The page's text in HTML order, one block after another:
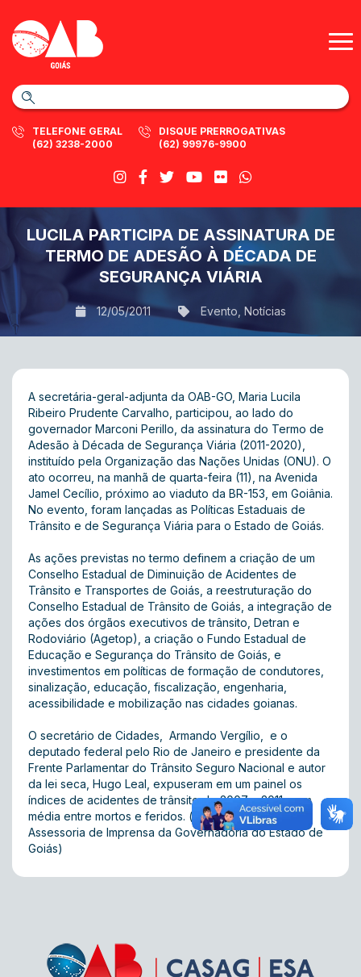
TELEFONE GERAL
(62) 3238-2000
DISQUE PRERROGATIVAS
(62) 99976-9900
LUCILA PARTICIPA DE ASSINATURA DE
TERMO DE ADESÃO À DÉCADA DE
SEGURANÇA VIÁRIA
12/05/2011 Evento Notícias
A secretária-geral-adjunta da OAB-GO, Maria Lucila
Ribeiro Prudente Carvalho, participou, ao lado do
governador Marconi Perillo, da assinatura do Termo de
Adesão à Década de Segurança Viária (2011-2020),
instituído pela Organização das Nações Unidas (ONU). O
ato ocorreu, na manhã de quarta-feira (11), na Avenida
Jamel Cecílio, próximo ao viaduto da BR-153, em Goiânia.
No evento, foram lançadas as Políticas Estaduais de
Trânsito e de Segurança Viária para o Estado de Goiás.
As ações previstas no termo definem a criação de um
Conselho Estadual de Diminuição de Acidentes de
Trânsito e Transportes de Goiás, a reestruturação do
Conselho Estadual de Trânsito de Goiás, a integração de
ações dos órgãos executivos de trânsito, Detran e
Rodoviário (Agetop), a criação o Fundo Estadual de
Educação e Segurança do Trânsito de Goiás, e
investimentos em políticas de formação de condutores,
sinalização, educação, fiscalização, engenharia,
acessibilidade e mobilização nas cidades goianas.
O secretário de Cidades, Armando Vergílio, e o
deputado federal pelo Rio de Janeiro e presidente da
Frente Parlamentar do Trânsito Seguro Nacional e autor
da lei seca, Hugo Leal, expuseram em um painel os
índices de acidentes de trânsito de 2007 a 2011, com
média entre mortos e feridos. (com informações da
Assessoria de Imprensa da Governadoria do Estado de
Goiás)